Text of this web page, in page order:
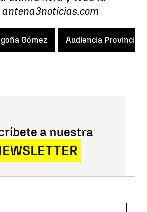
Gómez Audiencia Provincial
a nuestra